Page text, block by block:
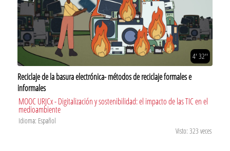
4' 32''
Reciclaje de la basura electrónica- métodos de reciclaje formales e
informales
MOOC URJCx - Digitalización y sostenibilidad: el impacto de las TIC en el
medioambiente
Idioma: Español
Visto: 323 veces